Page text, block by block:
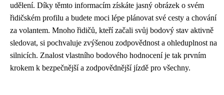
udělení. Díky těmto informacím získáte jasný obrázek o svém
řidičském profilu a budete moci lépe plánovat své cesty a chování
za volantem. Mnoho řidičů, kteří začali svůj bodový stav aktivně
sledovat, si pochvaluje zvýšenou zodpovědnost a ohleduplnost na
silnicích. Znalost vlastního bodového hodnocení je tak prvním
krokem k bezpečnější a zodpovědnější jízdě pro všechny.